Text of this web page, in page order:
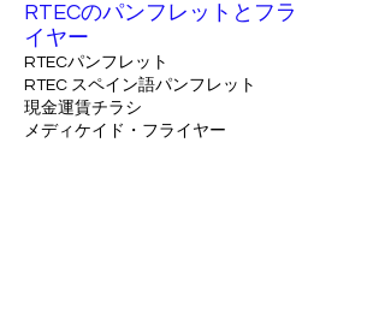
RTECのパンフレットとフラ
イヤー
RTECパンフレット
RTEC スペイン語パンフレット
現金運賃チラシ
メディケイド・フライヤー